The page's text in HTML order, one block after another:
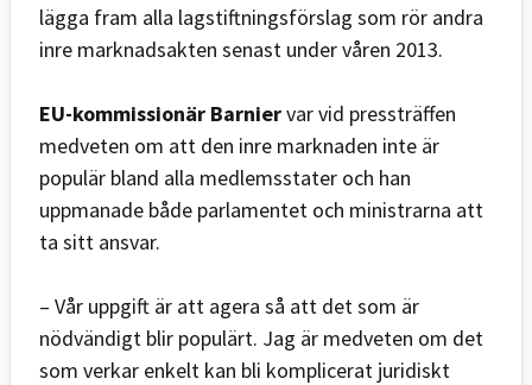
lägga fram alla lagstiftningsförslag som rör andra
inre marknadsakten senast under våren 2013.
EU-kommissionär Barniervar vid pressträffen
medveten om att den inre marknaden inte är
populär bland alla medlemsstater och han
uppmanade både parlamentet och ministrarna att
ta sitt ansvar.
– Vår uppgift är att agera så att det som är
nödvändigt blir populärt. Jag är medveten om det
som verkar enkelt kan bli komplicerat juridiskt